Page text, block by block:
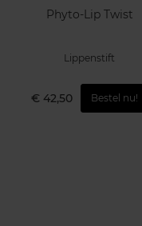
Phyto-Lip Twist
Lippenstift
€ 42,50 Bestel nu!